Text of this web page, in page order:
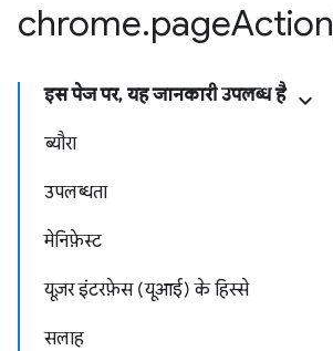
chrome.pageAction
इस पेज पर, यह जानकारी उपलब्ध है
ब्यौरा
उपलब्धता
मेनिफ़ेस्ट
यूज़र इंटरफ़ेस (यूआई) के हिस्से
सलाह